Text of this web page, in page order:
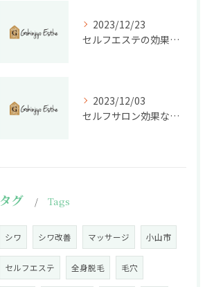
2023/12/23
セルフエステの効果を実感できる？不安を解決する方法
2023/12/03
セルフサロン効果なし？ セルフエステは本当に効くのか徹底検証！
タグ Tags
シワ シワ改善 マッサージ 小山市
セルフエステ 全身脱毛 毛穴